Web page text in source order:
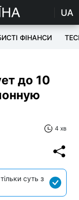
UA
ФІНАНСИ
до 10
4 хв
суть з